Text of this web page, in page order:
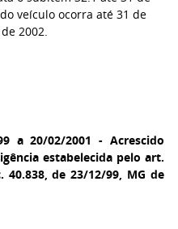
veículo ocorra até 31 de
2002.
a 20/02/2001 - Acrescido
estabelecida pelo art.
40.838, de 23/12/99, MG de